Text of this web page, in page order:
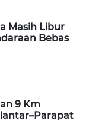
Masih Libur
Bebas
9 Km